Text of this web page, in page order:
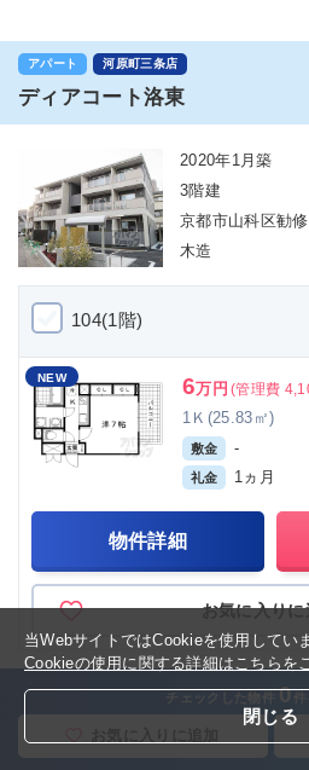
チェックした物件 0件
アパート 河原町三条店
ディアコート洛東
2020年1月築
3階建
京都市山科区勧
木造
104(1階)
NEW 6万円 (管理費
1Ｋ(25.83㎡)
敷金 -
礼金 1ヵ月
物件詳細
お気に入りに
河原町三条店
ソレアード左義長
当WebサイトではCookieを使用してい
Cookieの使用に関する詳細はこちらを
閉じる